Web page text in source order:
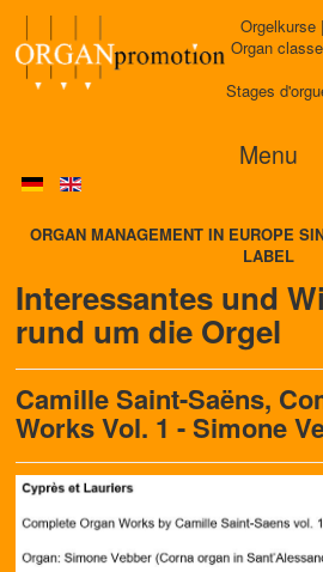
Orgelkurse
Organ
Stages
Menu
ORGAN MANAGEMENT IN EUROPE
LABEL
Interessantes und
rund um die Orgel
Camille Saint-Saëns,
Works Vol. 1 - Simone